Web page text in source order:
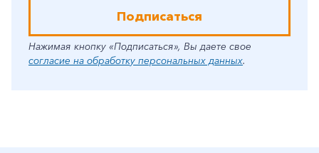
Подписаться
Нажимая кнопку «Подписаться», Вы даете свое
согласие на обработку персональных данных.